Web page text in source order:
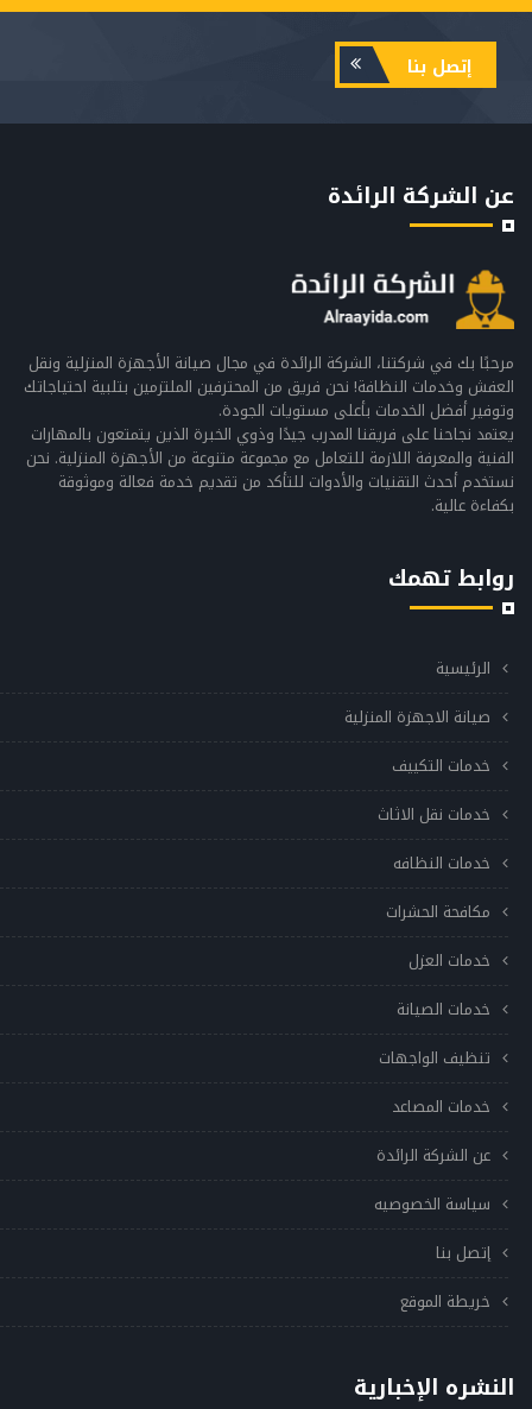
إتصل بنا
عن الشركة الرائدة
مرحبًا بك في شركتنا، الشركة الرائدة في مجال صيانة الأجهزة المنزلية ونقل
العفش وخدمات النظافة! نحن فريق من المحترفين الملتزمين بتلبية احتياجاتك
وتوفير أفضل الخدمات بأعلى مستويات الجودة.
يعتمد نجاحنا على فريقنا المدرب جيدًا وذوي الخبرة الذين يتمتعون بالمهارات
الفنية والمعرفة اللازمة للتعامل مع مجموعة متنوعة من الأجهزة المنزلية. نحن
نستخدم أحدث التقنيات والأدوات للتأكد من تقديم خدمة فعالة وموثوقة
بكفاءة عالية.
روابط تهمك
الرئيسية
صيانة الاجهزة المنزلية
خدمات التكييف
خدمات نقل الاثاث
خدمات النظافه
مكافحة الحشرات
خدمات العزل
خدمات الصيانة
تنظيف الواجهات
خدمات المصاعد
عن الشركة الرائدة
سياسة الخصوصيه
إتصل بنا
خريطة الموقع
النشره الإخبارية